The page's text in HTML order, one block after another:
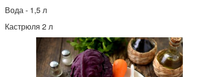
Вода - 1,5 л
Кастрюля 2 л